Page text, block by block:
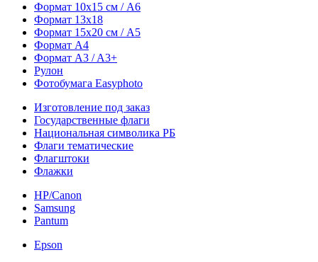
Формат 10х15 см / A6
Формат 13х18
Формат 15х20 см / A5
Формат А4
Формат A3 / A3+
Рулон
Фотобумага Easyphoto
Изготовление под заказ
Государственные флаги
Национальная символика РБ
Флаги тематические
Флагштоки
Флажки
HP/Canon
Samsung
Pantum
Epson